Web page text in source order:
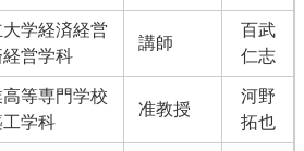
学経済経営
営学科
講師
百武
仁志
等専門学校
学科
准教授
河野
拓也